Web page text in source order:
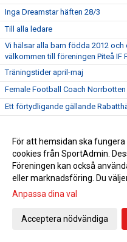
Inga Dreamstar häften 28/3
Till alla ledare
Vi hälsar alla barn födda 2012
välkommen till föreningen Piteå IF
Träningstider april-maj
Female Football Coach Norrbotten
Ett förtydligande gällande
Årsmöte Piteå IF FF
Tromb Sportlovsskola
Ansvarspersoner PSG
Viktiga datum för alla ledare
Sportringen bjuder in till
Vi hälsar alla barn födda 2012
För att hemsidan ska
cookies från SportAdmin.
Föreningen kan också
eller marknadsföring. Du
Anpassa dina val
Acceptera nödvändiga